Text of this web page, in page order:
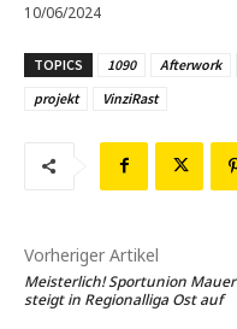
10/06/2024
TOPICS 1090 Afterwork
projekt
VinziRast
Vorheriger Artikel
Meisterlich! Sportunion Mauer
steigt in Regionalliga Ost auf